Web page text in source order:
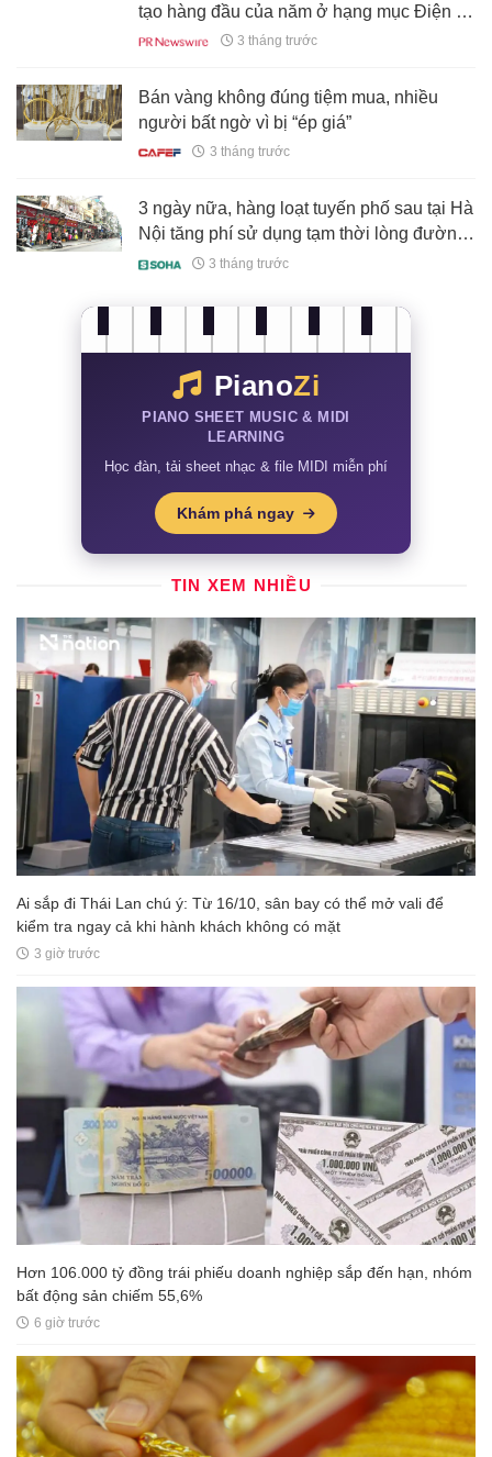
tạo hàng đầu của năm ở hạng mục Điện tử
tại Giải thưởng MSME 2026 của Ấn Độ
3 tháng trước
Bán vàng không đúng tiệm mua, nhiều
người bất ngờ vì bị “ép giá”
3 tháng trước
3 ngày nữa, hàng loạt tuyến phố sau tại Hà
Nội tăng phí sử dụng tạm thời lòng đường,
vỉa hè, cao nhất lên đến
3 tháng trước
PianoZi
PIANO SHEET MUSIC & MIDI
LEARNING
Học đàn, tải sheet nhạc & file MIDI miễn phí
Khám phá ngay
TIN XEM NHIỀU
Ai sắp đi Thái Lan chú ý: Từ 16/10, sân bay có thể mở vali để
kiểm tra ngay cả khi hành khách không có mặt
3 giờ trước
Hơn 106.000 tỷ đồng trái phiếu doanh nghiệp sắp đến hạn, nhóm
bất động sản chiếm 55,6%
6 giờ trước